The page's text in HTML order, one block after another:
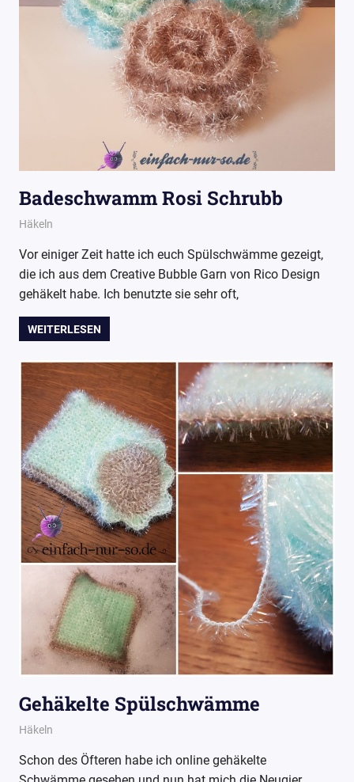
Badeschwamm Rosi Schrubb
19. August 2017
Wollpoesie
Häkeln
Vor einiger Zeit hatte ich euch Spülschwämme gezeigt,
die ich aus dem Creative Bubble Garn von Rico Design
gehäkelt habe. Ich benutzte sie sehr oft,
WEITERLESEN
Gehäkelte Spülschwämme
16. Mai 2017
Wollpoesie
Häkeln
Schon des Öfteren habe ich online gehäkelte